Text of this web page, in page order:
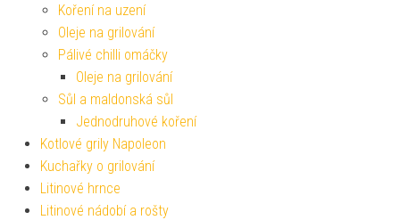
Koření na uzení
Oleje na grilování
Pálivé chilli omáčky
Oleje na grilování
Sůl a maldonská sůl
Jednodruhové koření
Kotlové grily Napoleon
Kuchařky o grilování
Litinové hrnce
Litinové nádobí a rošty